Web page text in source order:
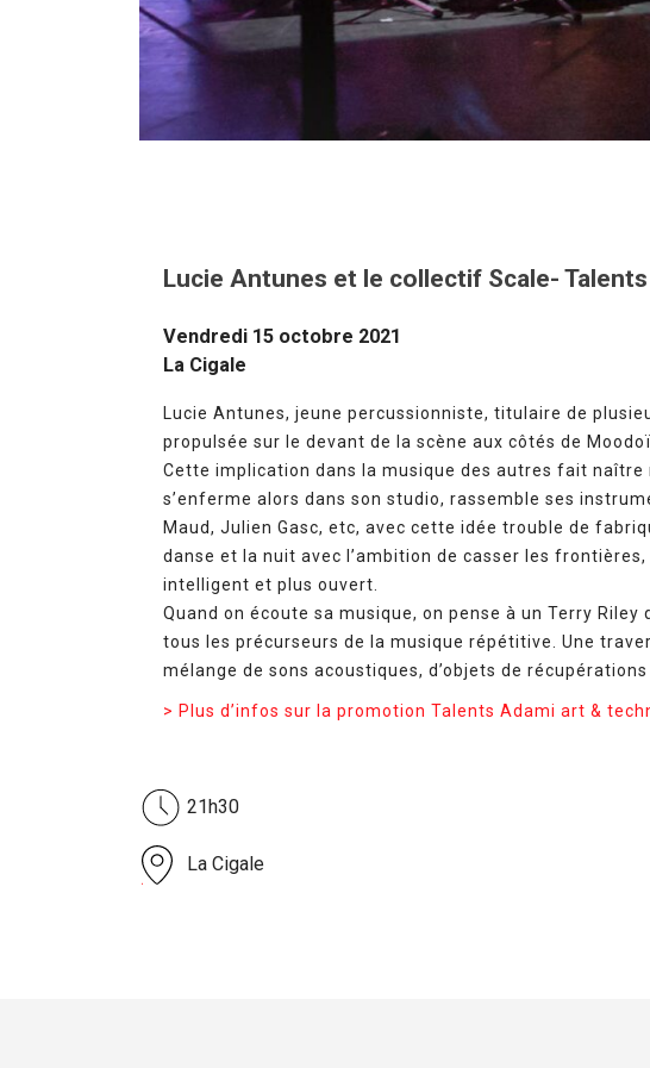
Lucie Antunes et le collectif Scale-
Vendredi 15 octobre 2021
La Cigale
Lucie Antunes, jeune percussionniste, titulaire de
propulsée sur le devant de la scène aux côtés de
Cette implication dans la musique des autres fait
s’enferme alors dans son studio, rassemble ses
Maud, Julien Gasc, etc, avec cette idée trouble de
danse et la nuit avec l’ambition de casser les
intelligent et plus ouvert.
Quand on écoute sa musique, on pense à un Terry
tous les précurseurs de la musique répétitive. Une
mélange de sons acoustiques, d’objets de
> Plus d’infos sur la promotion Talents Adami art &
21h30
La Cigale